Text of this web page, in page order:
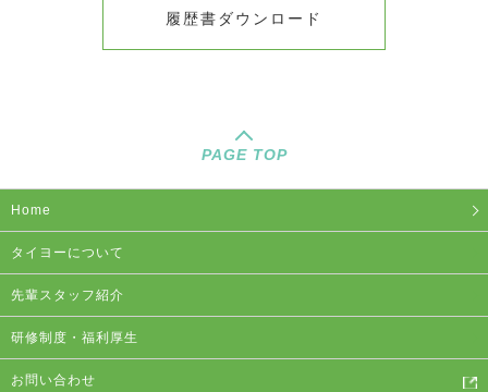
履歴書ダウンロード
PAGE TOP
Home
タイヨーについて
先輩スタッフ紹介
研修制度・福利厚生
お問い合わせ